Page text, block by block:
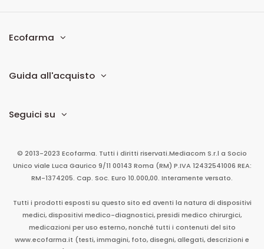
Ecofarma
Guida all'acquisto
Seguici su
© 2013-2023 Ecofarma. Tutti i diritti riservati.Mediacom S.r.l a Socio
Unico viale Luca Gaurico 9/11 00143 Roma (RM) P.IVA 12432541006 REA:
RM-1374205. Cap. Soc. Euro 10.000,00. Interamente versato.
Tutti i prodotti esposti su questo sito ed aventi la natura di dispositivi
medici, dispositivi medico-diagnostici, presidi medico chirurgici,
medicazioni per uso esterno, nonché tutti i contenuti del sito
www.ecofarma.it (testi, immagini, foto, disegni, allegati, descrizioni e